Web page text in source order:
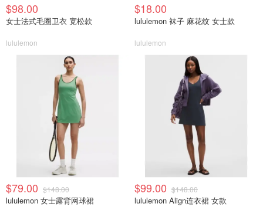
$98.00
女士法式毛圈卫衣 宽松款
lululemon
$18.00
lululemon 袜子 麻花纹 女士款
lululemon
$79.00 $148.00
lululemon 女士露背网球裙
$99.00 $148.00
lululemon Align连衣裙 女款